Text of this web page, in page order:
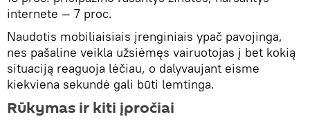
internete ― 7 proc.
Naudotis mobiliaisiais įrenginiais ypač pavojinga,
nes pašaline veikla užsiėmęs vairuotojas į bet kokią
situaciją reaguoja lėčiau, o dalyvaujant eisme
kiekviena sekundė gali būti lemtinga.
Rūkymas ir kiti įpročiai